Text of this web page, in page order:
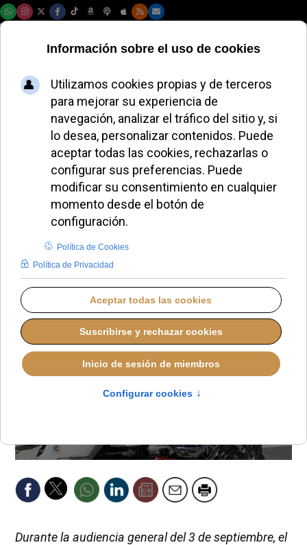
El Papa León XIV
exhorta a mantener
viva la fe en
tiempos difíciles
ALMUDENA RODRIGO
DESDE EL VATICANO
JUEVES, 04 SEPTIEMBRE 2025 12:40
Durante la audiencia general del 3 de septiembre, el